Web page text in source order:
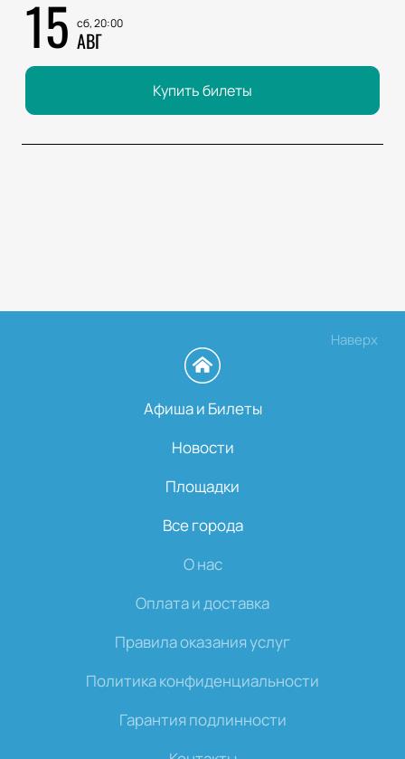
15 сб, 20:00
АВГ
Купить билеты
Наверх
Афиша и Билеты
Новости
Площадки
Все города
О нас
Оплата и доставка
Правила оказания услуг
Политика конфиденциальности
Гарантия подлинности